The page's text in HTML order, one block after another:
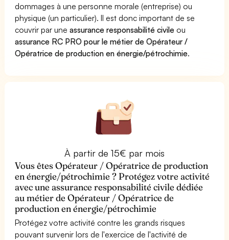
dommages à une personne morale (entreprise) ou
physique (un particulier). Il est donc important de se
couvrir par uneassurance responsabilité civile ou
assurance RC PRO pour le métier de Opérateur /
Opératrice de production en énergie/pétrochimie.
À partir de 15€ par mois
Vous êtes Opérateur / Opératrice de production
en énergie/pétrochimie ? Protégez votre activité
avec une assurance responsabilité civile dédiée
au métier de Opérateur / Opératrice de
production en énergie/pétrochimie
Protégez votre activité contre les grands risques
pouvant survenir lors de l'exercice de l'activité de